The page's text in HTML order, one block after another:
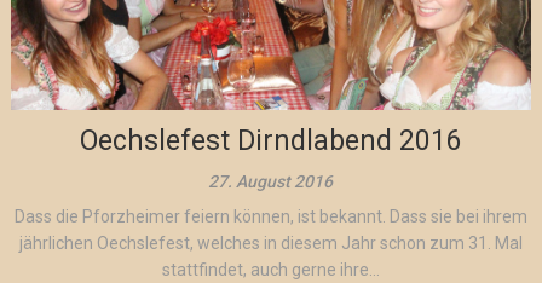
Oechslefest Dirndlabend 2016
27. August 2016
Dass die Pforzheimer feiern können, ist bekannt. Dass sie bei ihrem
jährlichen Oechslefest, welches in diesem Jahr schon zum 31. Mal
stattfindet, auch gerne ihre...